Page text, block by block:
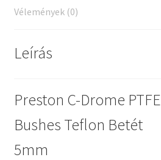
Vélemények (0)
Leírás
Preston C-Drome PTFE
Bushes Teflon Betét
5mm